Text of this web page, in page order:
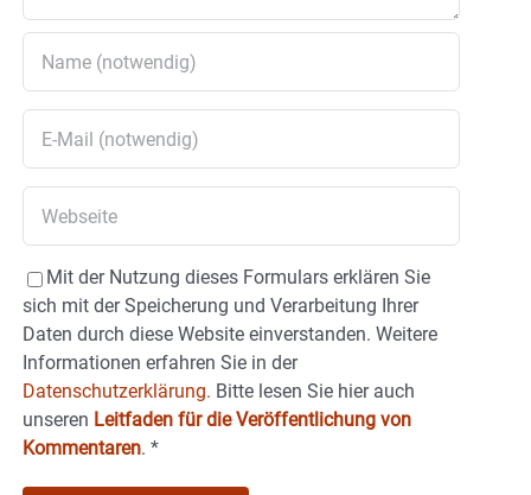
Mit der Nutzung dieses Formulars erklären Sie
sich mit der Speicherung und Verarbeitung Ihrer
Daten durch diese Website einverstanden. Weitere
Informationen erfahren Sie in der
Datenschutzerklärung. Bitte lesen Sie hier auch
unseren Leitfaden für die Veröffentlichung von
Kommentaren. *